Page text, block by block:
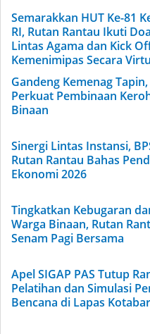
Semarakkan HUT Ke-81
RI, Rutan Rantau Ikuti
Lintas Agama dan Kick
Kemenimipas Secara
Gandeng Kemenag
Perkuat Pembinaan
Binaan
Sinergi Lintas Instansi,
Rutan Rantau Bahas
Ekonomi 2026
Tingkatkan Kebugaran
Warga Binaan, Rutan
Senam Pagi Bersama
Apel SIGAP PAS Tutup
Pelatihan dan Simulasi
Bencana di Lapas